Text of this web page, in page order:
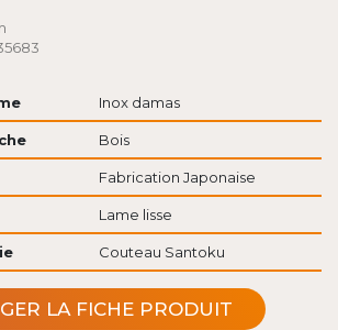
Inox damas
Bois
Fabrication Japonaise
Lame lisse
Couteau Santoku
LA FICHE PRODUIT